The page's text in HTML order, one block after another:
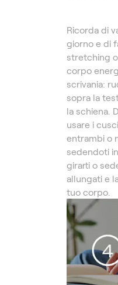
Ricorda di
giorno e di
stretching
corpo
scrivania:
sopra la
la schiena.
usare i
entrambi o
sedendoti
girarti o
allungati e
tuo corpo.